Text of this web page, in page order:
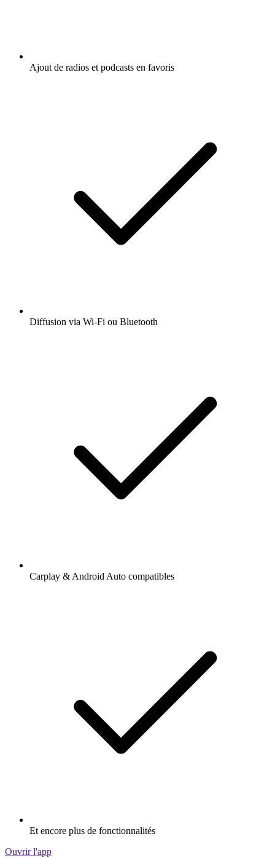
Ajout de radios et podcasts en favoris
Diffusion via Wi-Fi ou Bluetooth
Carplay & Android Auto compatibles
Et encore plus de fonctionnalités
Ouvrir l'app